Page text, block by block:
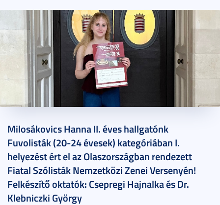
Milosákovics Hanna II. éves hallgatónk
Fuvolisták (20-24 évesek) kategóriában I.
helyezést ért el az Olaszországban rendezett
Fiatal Szólisták Nemzetközi Zenei Versenyén!
Felkészítő oktatók: Csepregi Hajnalka és Dr.
Klebniczki György